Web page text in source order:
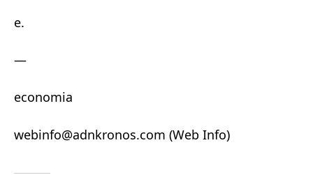
e.
—
economia
webinfo@adnkronos.com (Web Info)